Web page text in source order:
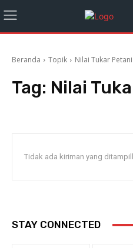
Beranda Topik Nilai Tukar Petani
Tag: Nilai
Tidak ada kiriman yang
STAY CONNECTED